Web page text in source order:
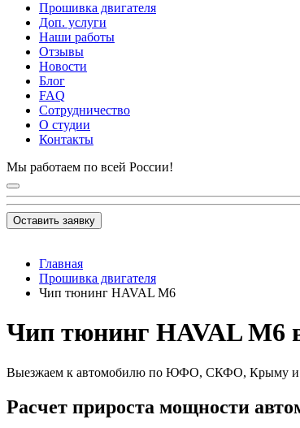
Прошивка двигателя
Доп. услуги
Наши работы
Отзывы
Новости
Блог
FAQ
Сотрудничество
О студии
Контакты
Мы работаем по всей России!
Оставить заявку
Главная
Прошивка двигателя
Чип тюнинг HAVAL M6
Чип тюнинг HAVAL M6
Выезжаем к автомобилю по ЮФО, СКФО, Крыму и
Расчет прироста мощности